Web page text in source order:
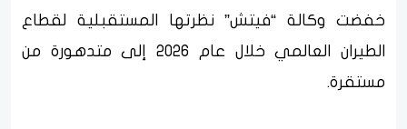
خفضت وكالة “فيتش” نظرتها المستقبلية لقطاع
الطيران العالمي خلال عام 2026 إلى متدهورة من
مستقرة.